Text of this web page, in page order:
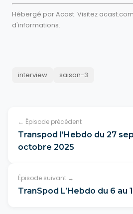
Hébergé par Acast. Visitez
d'informations.
interview saison-3
← Épisode précédent
Transpod l’Hebdo du 27
octobre 2025
Épisode suivant →
TranSpod L’Hebdo du 6 au